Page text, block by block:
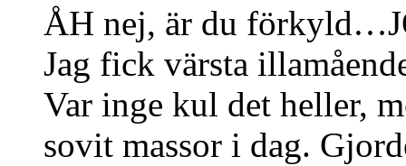
ÅH nej, är du
Jag fick värsta
Var inge kul det heller,
sovit massor i dag.